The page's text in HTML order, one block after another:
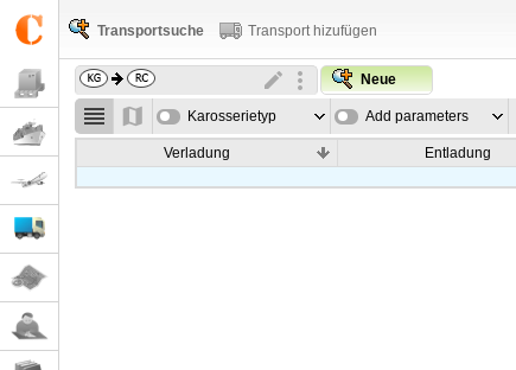
Transportsuche Transport hizufügen
Neue
Karosserietyp Add parameters
Verladung Entladung